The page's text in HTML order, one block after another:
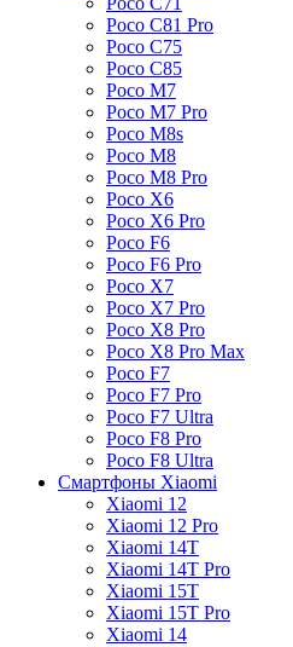
Poco C81 Pro
Poco C75
Poco C85
Poco M7
Poco M7 Pro
Poco M8s
Poco M8
Poco M8 Pro
Poco X6
Poco X6 Pro
Poco F6
Poco F6 Pro
Poco X7
Poco X7 Pro
Poco X8 Pro
Poco X8 Pro Max
Poco F7
Poco F7 Pro
Poco F7 Ultra
Poco F8 Pro
Poco F8 Ultra
Смартфоны Xiaomi
Xiaomi 12
Xiaomi 12 Pro
Xiaomi 14T
Xiaomi 14T Pro
Xiaomi 15T
Xiaomi 15T Pro
Xiaomi 14